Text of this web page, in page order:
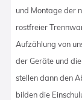
und Montage der
rostfreier
Aufzählung von
der Geräte und
stellen dann den
bilden die